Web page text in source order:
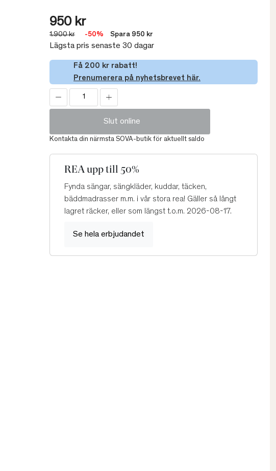
950 kr
1.900 kr -50% Spara 950 kr
Lägsta pris senaste 30 dagar
Få 200 kr rabatt!
Prenumerera på nyhetsbrevet här.
Slut online
Kontakta din närmsta SOVA-butik för aktuellt saldo
REA upp till 50%
Fynda sängar, sängkläder, kuddar, täcken,
bäddmadrasser m.m. i vår stora rea! Gäller så långt
lagret räcker, eller som längst t.o.m. 2026-08-17.
Se hela erbjudandet